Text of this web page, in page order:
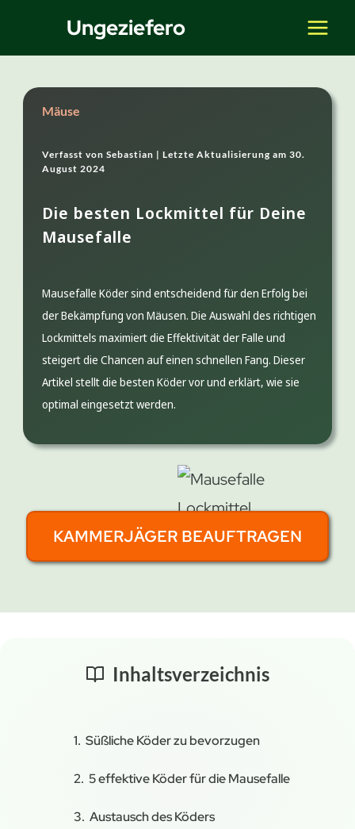
Ungeziefero
Mäuse
Verfasst von Sebastian | Letzte Aktualisierung am 30.
August 2024
Die besten Lockmittel für Deine
Mausefalle
Mausefalle Köder sind entscheidend für den Erfolg bei
der Bekämpfung von Mäusen. Die Auswahl des richtigen
Lockmittels maximiert die Effektivität der Falle und
steigert die Chancen auf einen schnellen Fang. Dieser
Artikel stellt die besten Köder vor und erklärt, wie sie
optimal eingesetzt werden.
KAMMERJÄGER BEAUFTRAGEN
Inhaltsverzeichnis
Süßliche Köder zu bevorzugen
5 effektive Köder für die Mausefalle
Austausch des Köders